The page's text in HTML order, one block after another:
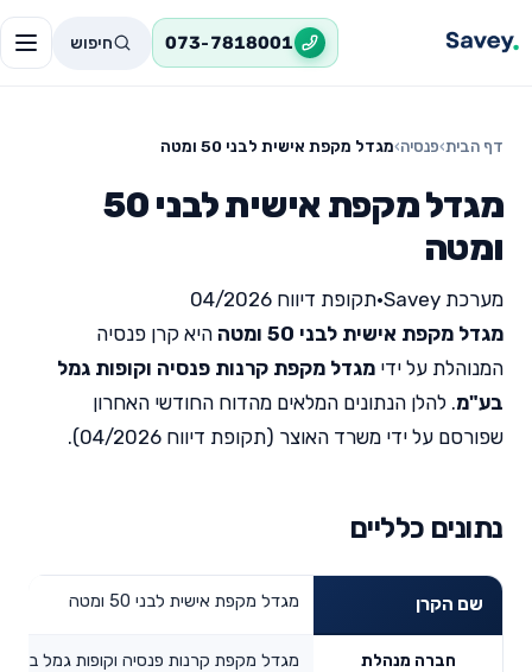
073-7818001 חיפוש
דף הבית›פנסיה›מגדל מקפת אישית לבני 50 ומטה
מגדל מקפת אישית לבני 50
ומטה
מערכת Savey •תקופת דיווח 04/2026
מגדל מקפת אישית לבני 50 ומטה
היא קרן פנסיה
המנוהלת על ידי מגדל מקפת קרנות פנסיה וקופות גמל
בע"מ. להלן הנתונים המלאים מהדוח החודשי האחרון
שפורסם על ידי משרד האוצר (תקופת דיווח 04/2026).
נתונים כלליים
שם הקרן מגדל מקפת אישית לבני 50 ומטה
חברה מנהלת מגדל מקפת קרנות פנסיה וקופות גמל בע"מ